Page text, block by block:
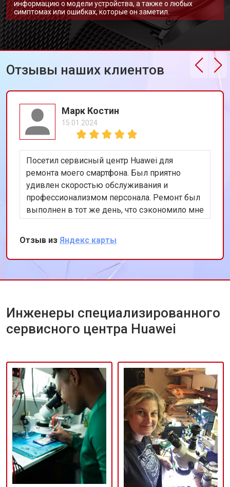
информацию о модели устройства, а также о любых
симптомах или ошибках, которые он заметил.
Отзывы наших клиентов
Марк Костин
15.01.2024
Посетил сервисный центр Huawei для
ремонта моего смартфона. Был приятно
удивлен скоростью обслуживания и
профессионализмом персонала. Ремонт был
выполнен в тот же день, что сэкономило мне
много времени. Особенно порадовало
использование оригинальных запчастей,
благодаря чему телефон работает как новый.
Рекомендую этот сервис всем владельцам
техники Huawei.
Отзыв из Яндекс карты
Инженеры специализированного
сервисного центра Huawei